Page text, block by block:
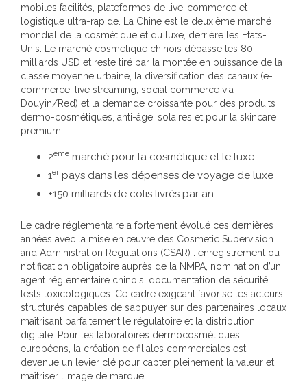
mobiles facilités, plateformes de live-commerce et
logistique ultra-rapide. La Chine est le deuxième marché
mondial de la cosmétique et du luxe, derrière les États-
Unis. Le marché cosmétique chinois dépasse les 80
milliards USD et reste tiré par la montée en puissance de la
classe moyenne urbaine, la diversification des canaux (e-
commerce, live streaming, social commerce via
Douyin/Red) et la demande croissante pour des produits
dermo-cosmétiques, anti-âge, solaires et pour la skincare
premium.
2ème marché pour la cosmétique et le luxe
1er pays dans les dépenses de voyage de luxe
+150 milliards de colis livrés par an
Le cadre réglementaire a fortement évolué ces dernières
années avec la mise en œuvre des Cosmetic Supervision
and Administration Regulations (CSAR) : enregistrement ou
notification obligatoire auprès de la NMPA, nomination d’un
agent réglementaire chinois, documentation de sécurité,
tests toxicologiques. Ce cadre exigeant favorise les acteurs
structurés capables de s’appuyer sur des partenaires locaux
maîtrisant parfaitement le régulatoire et la distribution
digitale. Pour les laboratoires dermocosmétiques
européens, la création de filiales commerciales est
devenue un levier clé pour capter pleinement la valeur et
maîtriser l’image de marque.